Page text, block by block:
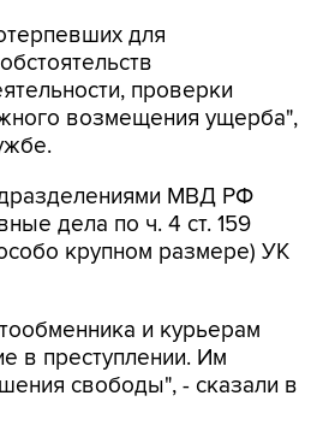
для
проверки
возмещения ущерба",
МВД РФ
дела по ч. 4 ст. 159
крупном размере) УК
и курьерам
в преступлении. Им
свободы", - сказали в